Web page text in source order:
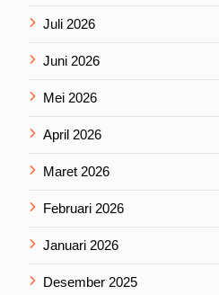
Juli 2026
Juni 2026
Mei 2026
April 2026
Maret 2026
Februari 2026
Januari 2026
Desember 2025